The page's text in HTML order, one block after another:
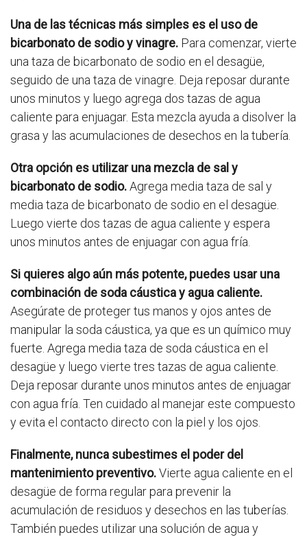
Una de las técnicas más simples es el uso de
bicarbonato de sodio y vinagre. Para comenzar, vierte
una taza de bicarbonato de sodio en el desagüe,
seguido de una taza de vinagre. Deja reposar durante
unos minutos y luego agrega dos tazas de agua
caliente para enjuagar. Esta mezcla ayuda a disolver la
grasa y las acumulaciones de desechos en la tubería.
Otra opción es utilizar una mezcla de sal y
bicarbonato de sodio.Agrega media taza de sal y
media taza de bicarbonato de sodio en el desagüe.
Luego vierte dos tazas de agua caliente y espera
unos minutos antes de enjuagar con agua fría.
Si quieres algo aún más potente, puedes usar una
combinación de soda cáustica y agua caliente.
Asegúrate de proteger tus manos y ojos antes de
manipular la soda cáustica, ya que es un químico muy
fuerte. Agrega media taza de soda cáustica en el
desagüe y luego vierte tres tazas de agua caliente.
Deja reposar durante unos minutos antes de enjuagar
con agua fría. Ten cuidado al manejar este compuesto
y evita el contacto directo con la piel y los ojos.
Finalmente, nunca subestimes el poder del
mantenimiento preventivo.Vierte agua caliente en el
desagüe de forma regular para prevenir la
acumulación de residuos y desechos en las tuberías.
También puedes utilizar una solución de agua y